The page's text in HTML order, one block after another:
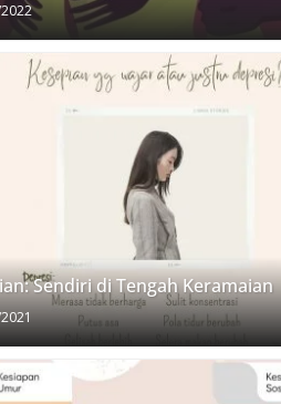
Sendiri di Tengah Keramaian